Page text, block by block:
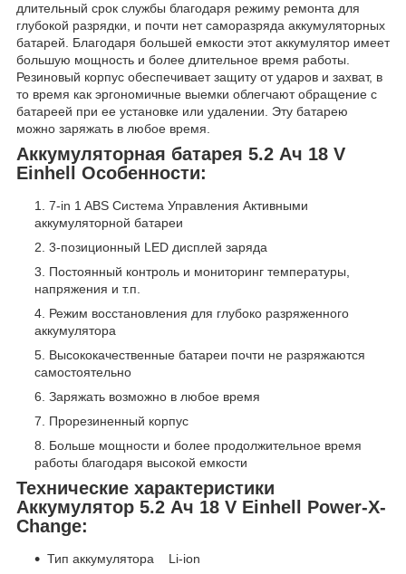
длительный срок службы благодаря режиму ремонта для
глубокой разрядки, и почти нет саморазряда аккумуляторных
батарей. Благодаря большей емкости этот аккумулятор имеет
большую мощность и более длительное время работы.
Резиновый корпус обеспечивает защиту от ударов и захват, в
то время как эргономичные выемки облегчают обращение с
батареей при ее установке или удалении. Эту батарею
можно заряжать в любое время.
Аккумуляторная батарея 5.2 Ач 18 V
Einhell Особенности:
7-in 1 ABS Система Управления Активными
аккумуляторной батареи
3-позиционный LED дисплей заряда
Постоянный контроль и мониторинг температуры,
напряжения и т.п.
Режим восстановления для глубоко разряженного
аккумулятора
Высококачественные батареи почти не разряжаются
самостоятельно
Заряжать возможно в любое время
Прорезиненный корпус
Больше мощности и более продолжительное время
работы благодаря высокой емкости
Технические характеристики
Аккумулятор 5.2 Ач 18 V Einhell Power-X-
Change:
Тип аккумулятора Li-ion